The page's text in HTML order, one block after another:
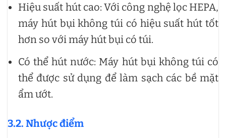
Hiệu suất hút cao: Với công nghệ lọc HEPA,
máy hút bụi không túi có hiệu suất hút tốt
hơn so với máy hút bụi có túi.
Có thể hút nước: Máy hút bụi không túi có
thể được sử dụng để làm sạch các bề mặt
ẩm ướt.
3.2. Nhược điểm